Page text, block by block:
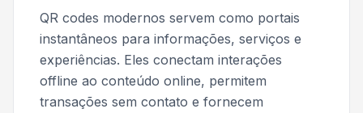
QR codes modernos servem como portais
instantâneos para informações, serviços e
experiências. Eles conectam interações
offline ao conteúdo online, permitem
transações sem contato e fornecem